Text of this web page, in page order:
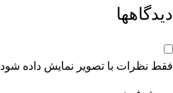
دیدگاهها
فقط نظرات با تصویر نمایش داده شود